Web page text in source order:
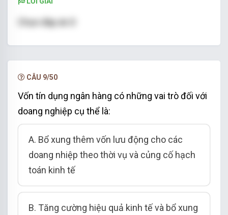
Chọn đáp án D
CÂU 9/50
Vốn tín dụng ngân hàng có những vai trò đối với
doang nghiệp cụ thể là:
A. Bổ xung thêm vốn lưu động cho các
doang nhiệp theo thời vụ và củng cố hạch
toán kinh tế
B. Tăng cường hiệu quả kinh tế và bổ xung